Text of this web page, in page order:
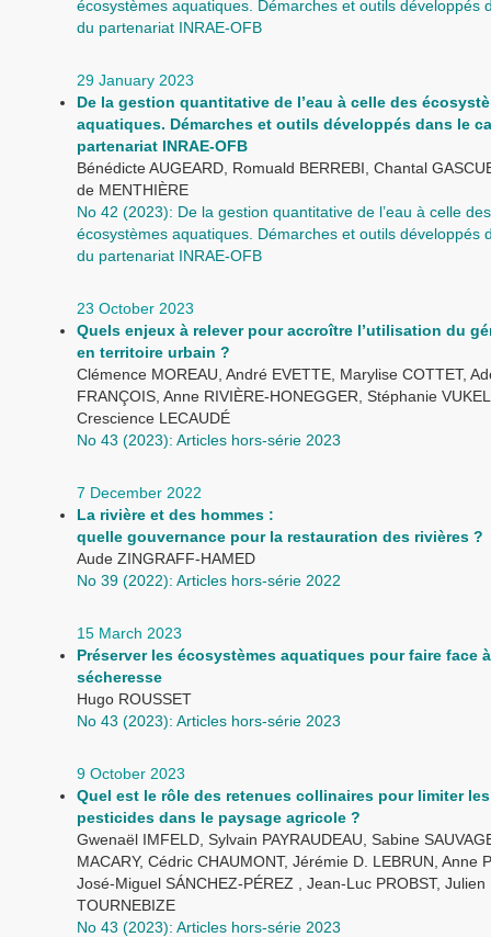
écosystèmes aquatiques. Démarches et outils développés
du partenariat INRAE-OFB
29 January 2023
De la gestion quantitative de l’eau à celle des
aquatiques. Démarches et outils développés dans le
partenariat INRAE-OFB
Bénédicte AUGEARD, Romuald BERREBI, Chantal
de MENTHIÈRE
No 42 (2023): De la gestion quantitative de l’eau à celle des
écosystèmes aquatiques. Démarches et outils développés
du partenariat INRAE-OFB
23 October 2023
Quels enjeux à relever pour accroître l’utilisation du
en territoire urbain ?
Clémence MOREAU, André EVETTE, Marylise COTTET,
FRANÇOIS, Anne RIVIÈRE-HONEGGER, Stéphanie
Crescience LECAUDÉ
No 43 (2023): Articles hors-série 2023
7 December 2022
La rivière et des hommes :
quelle gouvernance pour la restauration des rivières ?
Aude ZINGRAFF-HAMED
No 39 (2022): Articles hors-série 2022
15 March 2023
Préserver les écosystèmes aquatiques pour faire face
sécheresse
Hugo ROUSSET
No 43 (2023): Articles hors-série 2023
9 October 2023
Quel est le rôle des retenues collinaires pour limiter
pesticides dans le paysage agricole ?
Gwenaël IMFELD, Sylvain PAYRAUDEAU, Sabine
MACARY, Cédric CHAUMONT, Jérémie D. LEBRUN, Anne
José-Miguel SÁNCHEZ-PÉREZ , Jean-Luc PROBST, Julien
TOURNEBIZE
No 43 (2023): Articles hors-série 2023